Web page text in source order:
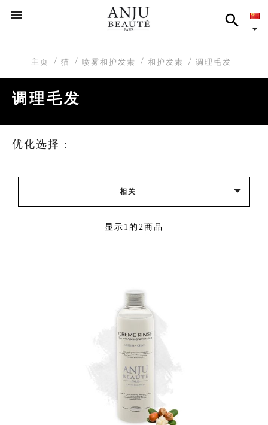



主页 猫 喷雾和护发素 和护发素 调理毛发
调理毛发
优化选择 :
相关 
显示1的2商品